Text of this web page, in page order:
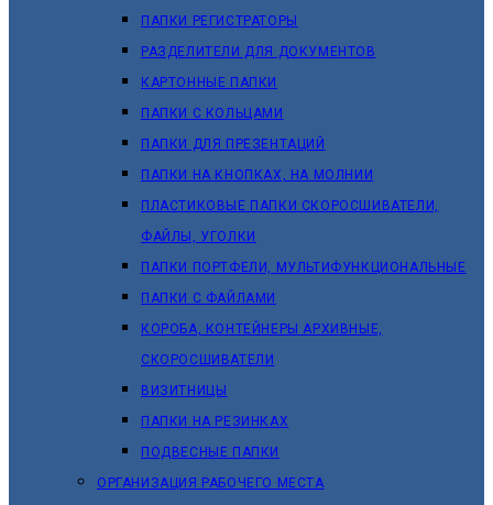
ПАПКИ РЕГИСТРАТОРЫ
РАЗДЕЛИТЕЛИ ДЛЯ ДОКУМЕНТОВ
КАРТОННЫЕ ПАПКИ
ПАПКИ С КОЛЬЦАМИ
ПАПКИ ДЛЯ ПРЕЗЕНТАЦИЙ
ПАПКИ НА КНОПКАХ, НА МОЛНИИ
ПЛАСТИКОВЫЕ ПАПКИ СКОРОСШИВАТЕЛИ,
ФАЙЛЫ, УГОЛКИ
ПАПКИ ПОРТФЕЛИ, МУЛЬТИФУНКЦИОНАЛЬНЫЕ
ПАПКИ С ФАЙЛАМИ
КОРОБА, КОНТЕЙНЕРЫ АРХИВНЫЕ,
СКОРОСШИВАТЕЛИ
ВИЗИТНИЦЫ
ПАПКИ НА РЕЗИНКАХ
ПОДВЕСНЫЕ ПАПКИ
ОРГАНИЗАЦИЯ РАБОЧЕГО МЕСТА